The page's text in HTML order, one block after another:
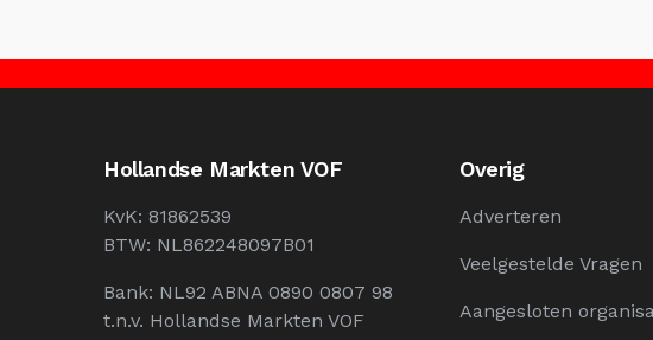
Hollandse Markten VOF
KvK: 81862539
BTW: NL862248097B01
Bank: NL92 ABNA 0890 0807 98
t.n.v. Hollandse Markten VOF
Overig
Adverteren
Veelgestelde Vragen
Aangesloten